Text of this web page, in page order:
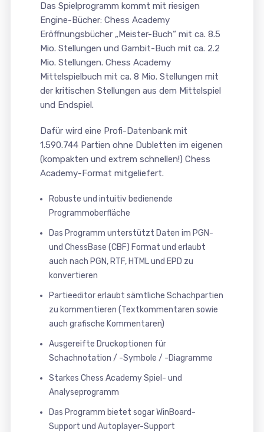
Das Spielprogramm kommt mit riesigen
Engine-Bücher: Chess Academy
Eröffnungsbücher „Meister-Buch“ mit ca. 8.5
Mio. Stellungen und Gambit-Buch mit ca. 2.2
Mio. Stellungen. Chess Academy
Mittelspielbuch mit ca. 8 Mio. Stellungen mit
der kritischen Stellungen aus dem Mittelspiel
und Endspiel.
Dafür wird eine Profi-Datenbank mit
1.590.744 Partien ohne Dubletten im eigenen
(kompakten und extrem schnellen!) Chess
Academy-Format mitgeliefert.
Robuste und intuitiv bedienende
Programmoberfläche
Das Programm unterstützt Daten im PGN-
und ChessBase (CBF) Format und erlaubt
auch nach PGN, RTF, HTML und EPD zu
konvertieren
Partieeditor erlaubt sämtliche Schachpartien
zu kommentieren (Textkommentaren sowie
auch grafische Kommentaren)
Ausgereifte Druckoptionen für
Schachnotation / -Symbole / -Diagramme
Starkes Chess Academy Spiel- und
Analyseprogramm
Das Programm bietet sogar WinBoard-
Support und Autoplayer-Support